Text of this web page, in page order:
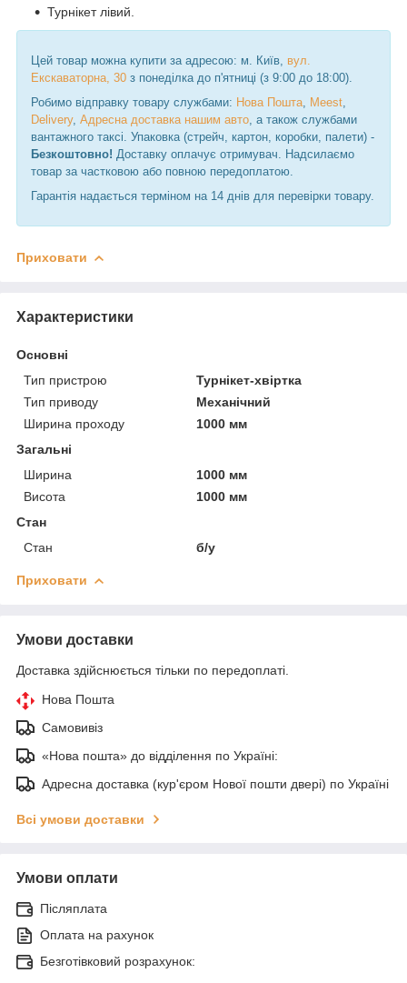
Турнікет лівий.
Цей товар можна купити за адресою: м. Київ, вул.
Екскаваторна, 30 з понеділка до п'ятниці (з 9:00 до 18:00).
Робимо відправку товару службами: Нова Пошта Meest
Delivery, Адресна доставка нашим авто , а також службами
вантажного таксі. Упаковка (стрейч, картон, коробки, палети) -
Безкоштовно! Доставку оплачує отримувач. Надсилаємо
товар за частковою або повною передоплатою.
Гарантія надається терміном на 14 днів для перевірки товару.
Приховати
Характеристики
Основні
Тип пристрою
Турнікет-хвіртка
Тип приводу
Механічний
Ширина проходу
1000 мм
Загальні
Ширина
1000 мм
Висота
1000 мм
Стан
Стан
б/у
Приховати
Умови доставки
Доставка здійснюється тільки по передоплаті.
Нова Пошта
Самовивіз
«Нова пошта» до відділення по Україні:
Адресна доставка (кур'єром Нової пошти двері) по Україні
Всі умови доставки
Умови оплати
Післяплата
Оплата на рахунок
Безготівковий розрахунок: